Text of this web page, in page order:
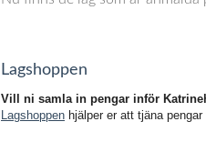
Lagshoppen
Vill ni samla in pengar inför
Lagshoppenhjälper er att tjäna